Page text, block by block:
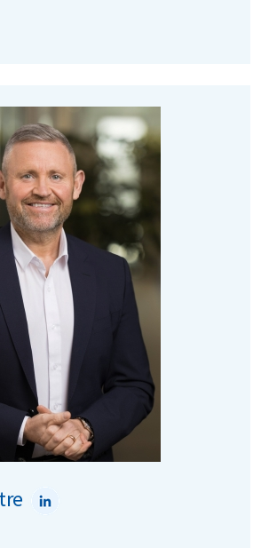
zich bewezen als een sterke
MBA aan Nyenrode Business
achtergrond in techniek,
haar strategische visie en
bedrijfsvoering, maakt haar
om de groei en ontwikkeling van